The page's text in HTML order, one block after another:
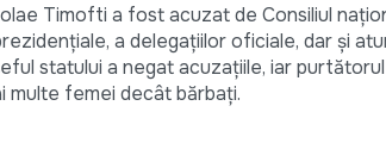
Timofti a fost acuzat de Consiliul
a delegaţiilor oficiale, dar şi
statului a negat acuzaţiile, iar
multe femei decât bărbaţi.